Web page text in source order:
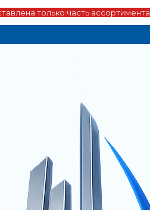
только часть ассортимента.